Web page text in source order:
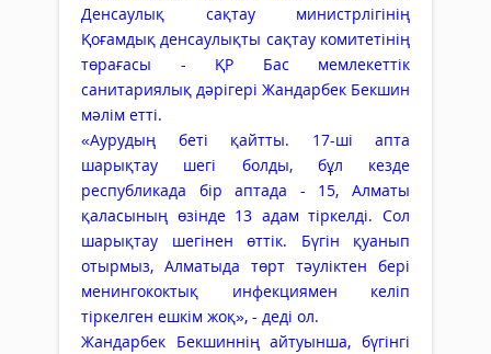
Денсаулық сақтау министрлігінің
Қоғамдық денсаулықты сақтау комитетінің
төрағасы - ҚР Бас мемлекеттік
санитариялық дәрігері Жандарбек Бекшин
мәлім етті.
«Аурудың беті қайтты. 17-ші апта
шарықтау шегі болды, бұл кезде
республикада бір аптада - 15, Алматы
қаласының өзінде 13 адам тіркелді. Сол
шарықтау шегінен өттік. Бүгін қуанып
отырмыз, Алматыда төрт тәуліктен бері
менингококтық инфекциямен келіп
тіркелген ешкім жоқ», - деді ол.
Жандарбек Бекшиннің айтуынша, бүгінгі